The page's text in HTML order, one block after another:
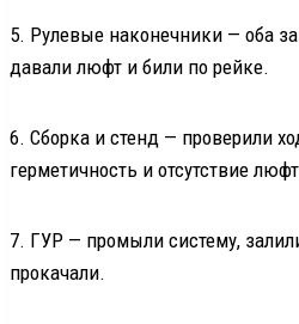
5. Рулевые наконечники — оба
давали люфт и били по рейке.
6. Сборка и стенд — проверили
герметичность и отсутствие
7. ГУР — промыли систему,
прокачали.